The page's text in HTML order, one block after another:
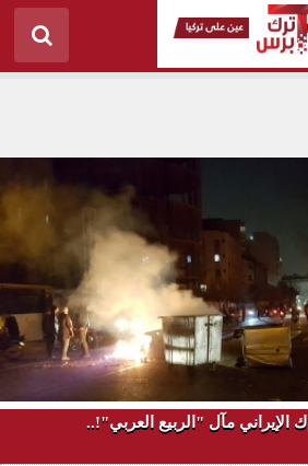
الإيراني مآل "الربيع العربي"!..